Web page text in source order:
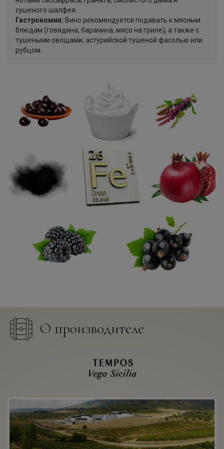
сушеного шалфея.
Гастрономия: Вино рекомендуется подавать к мясным
блюдам (говядина, баранина, мясо на гриле), а также с
тушеными овощами, астурийской тушеной фасолью или
рубцом.
О производителе